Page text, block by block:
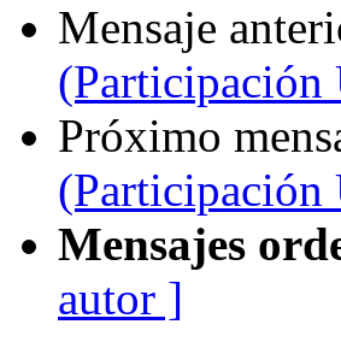
Mensaje
(Participación
Próximo
(Participación
Mensajes
autor ]